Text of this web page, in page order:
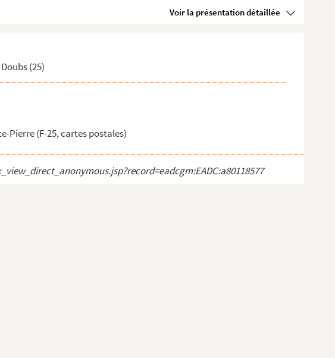
Voir la présentation détaillée
(25)
Pierre (F-25, cartes postales)